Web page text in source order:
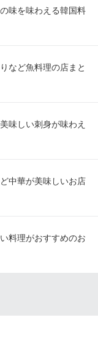
味を味わえる韓国料
など魚料理の店まと
味しい刺身が味わえ
中華が美味しいお店
料理がおすすめのお